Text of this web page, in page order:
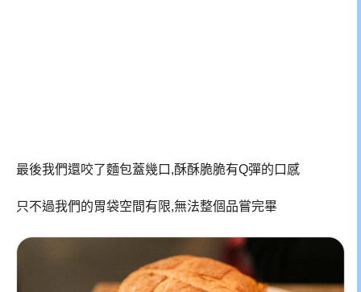
最後我們還咬了麵包蓋幾口,酥酥脆脆有Q彈的口感
只不過我們的胃袋空間有限,無法整個品嘗完畢